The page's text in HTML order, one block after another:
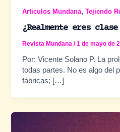
Articulos Mundana,Tejiendo
¿Realmente eres clase
Revista Mundana/1 de mayo de
Por: Vicente Solano P. La
todas partes. No es algo del
fábricas; […]